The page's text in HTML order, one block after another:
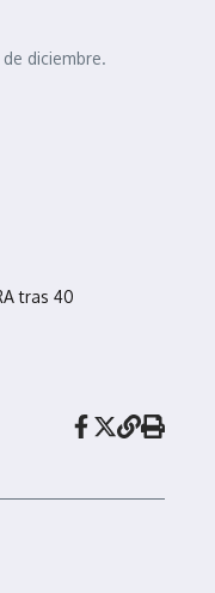
diciembre.
tras 40